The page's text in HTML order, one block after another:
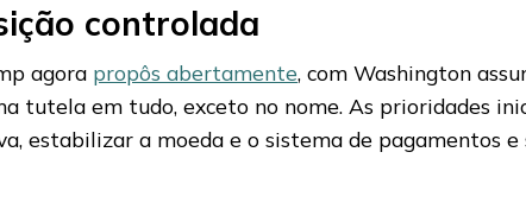
controlada
agora propôs abertamente, com Washington
tutela em tudo, exceto no nome. As prioridades
estabilizar a moeda e o sistema de pagamentos